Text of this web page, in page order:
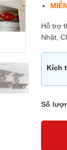
Hỗ trợ
Nhật,
Kích
Bàn